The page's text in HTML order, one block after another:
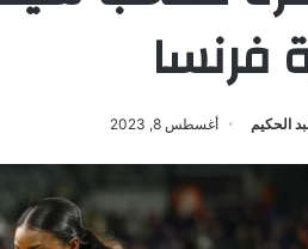
فرنسا
الحكيم أغسطس 8, 2023